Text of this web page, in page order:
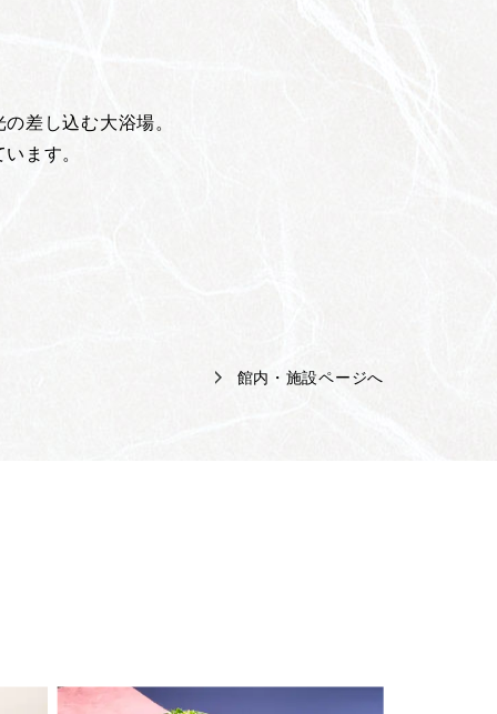
差し込む大浴場。
ます。
館内・施設ページへ